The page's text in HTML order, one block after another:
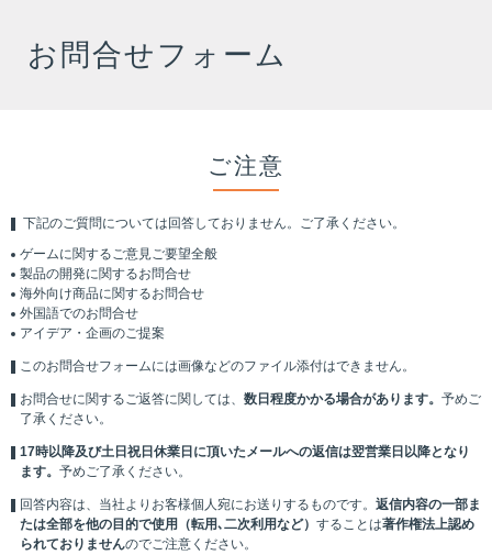
お問合せフォーム
ご注意
下記のご質問については回答しておりません。ご了承ください。
ゲームに関するご意見ご要望全般
製品の開発に関するお問合せ
海外向け商品に関するお問合せ
外国語でのお問合せ
アイデア・企画のご提案
このお問合せフォームには画像などのファイル添付はできません。
お問合せに関するご返答に関しては、 数日程度かかる場合があります。 予めご
了承ください。
17時以降及び土日祝日休業日に頂いたメールへの返信は翌営業日以降となり
ます。 予めご了承ください。
回答内容は、当社よりお客様個人宛にお送りするものです。 返信内容の一部ま
たは全部を他の目的で使用（転用､二次利用など） することは著作権法上認め
られておりませんのでご注意ください。